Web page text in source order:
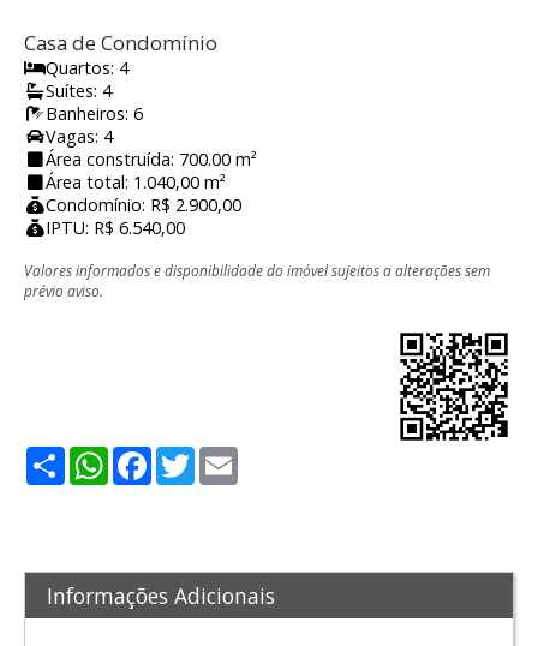
Casa de Condomínio
Quartos: 4
Suítes: 4
Banheiros: 6
Vagas: 4
Área construída: 700.00 m²
Área total: 1.040,00 m²
Condomínio: R$ 2.900,00
IPTU: R$ 6.540,00
Valores informados e disponibilidade do imóvel sujeitos a alterações sem
prévio aviso.
ShareWhatsApp
Facebook
Twitter
Informações Adicionais